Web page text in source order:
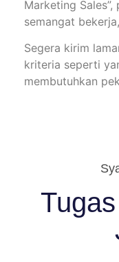
Marketing
semangat
Segera kirim
kriteria seperti
membutuhkan